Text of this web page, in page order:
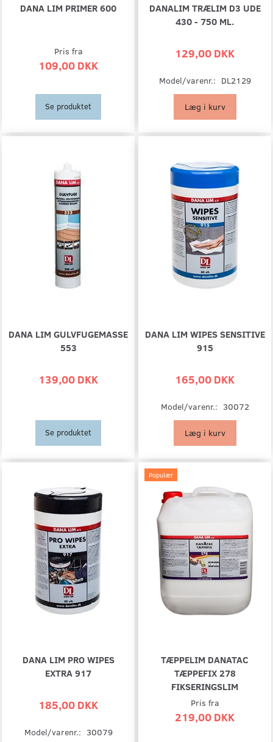
DANA LIM PRIMER 600
Pris fra
109,00 DKK
Se produktet
DANALIM TRÆLIM D3 UDE
430 - 750 ML.
129,00 DKK
Model/varenr.: DL2129
Læg i kurv
DANA LIM GULVFUGEMASSE
553
139,00 DKK
Se produktet
DANA LIM WIPES SENSITIVE
915
165,00 DKK
Model/varenr.: 30072
Læg i kurv
DANA LIM PRO WIPES
EXTRA 917
185,00 DKK
Model/varenr.: 30079
Populær
TÆPPELIM DANATAC
TÆPPEFIX 278
FIKSERINGSLIM
Pris fra
219,00 DKK